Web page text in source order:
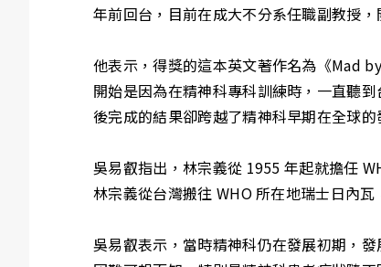
年前回台，目前在成大不分系任職副教授
他表示，得獎的這本英文著作名為《Mad
開始是因為在精神科專科訓練時，一直聽
後完成的結果卻跨越了精神科早期在全球
吳易叡指出，林宗義從 1955 年起就擔任
林宗義從台灣搬往 WHO 所在地瑞士日內
吳易叡表示，當時精神科仍在發展初期，